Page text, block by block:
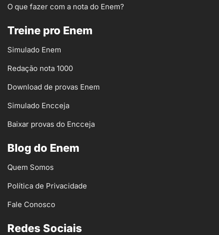
O que fazer com a nota do Enem?
Treine pro Enem
Simulado Enem
Redação nota 1000
Download de provas Enem
Simulado Encceja
Baixar provas do Encceja
Blog do Enem
Quem Somos
Política de Privacidade
Fale Conosco
Redes Sociais